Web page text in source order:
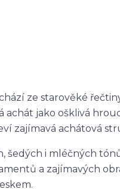
ze starověké
achát jako ošklivá
zajímavá achátová
šedých i mléčných
a zajímavých